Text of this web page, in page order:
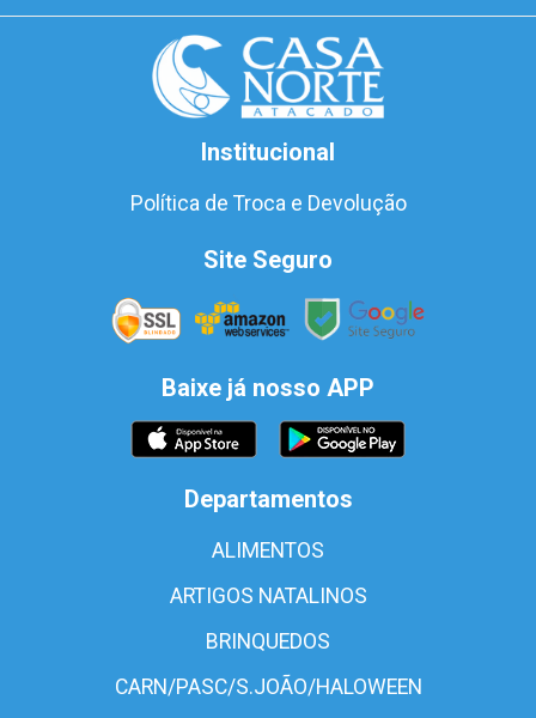
Institucional
Política de Troca e Devolução
Site Seguro
Baixe já nosso APP
Departamentos
ALIMENTOS
ARTIGOS NATALINOS
BRINQUEDOS
CARN/PASC/S.JOÃO/HALOWEEN